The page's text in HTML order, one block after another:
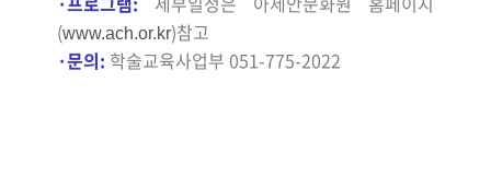
(www.ach.or.kr)참고
·문의: 학술교육사업부 051-775-2022